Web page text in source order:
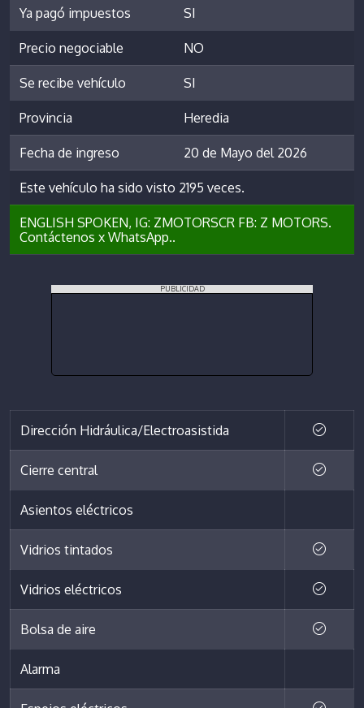
Ya pagó impuestos SI
Precio negociable NO
Se recibe vehículo SI
Provincia Heredia
Fecha de ingreso 20 de Mayo del 2026
Este vehículo ha sido visto 2195 veces.
ENGLISH SPOKEN, IG: ZMOTORSCR FB: Z MOTORS.
Contáctenos x WhatsApp..
PUBLICIDAD
Dirección Hidráulica/Electroasistida
Cierre central
Asientos eléctricos
Vidrios tintados
Vidrios eléctricos
Bolsa de aire
Alarma